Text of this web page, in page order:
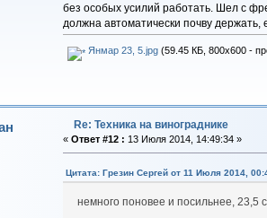
без особых усилий работать. Шел с
должна автоматически почву держать,
Янмар 23, 5.jpg(59.45 КБ, 800x600 -
Re: Техника на винограднике
« Ответ #12 : 13 Июля 2014, 14:49:34 »
Цитата: Грезин Сергей от 11 Июля 2014,
немного поновее и посильнее, 23,5